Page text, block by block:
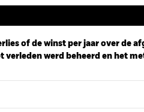
of de winst per jaar over de
werd beheerd en het